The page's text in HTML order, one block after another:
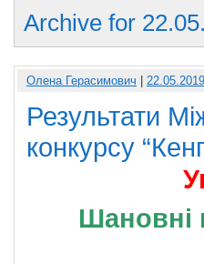
Archive for
Олена Герасимович 22.05.2019
Результати
конкурсу
Шановні